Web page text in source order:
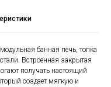
банная печь, топка
Встроенная закрытая
получать настоящий
создает мягкую и